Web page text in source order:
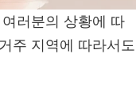
러분의 상황에 따
주 지역에 따라서도